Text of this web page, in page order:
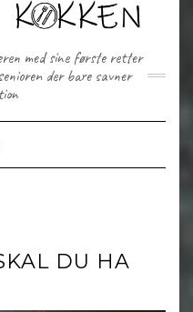
med sine første retter
der bare savner
Navigation
DU HA